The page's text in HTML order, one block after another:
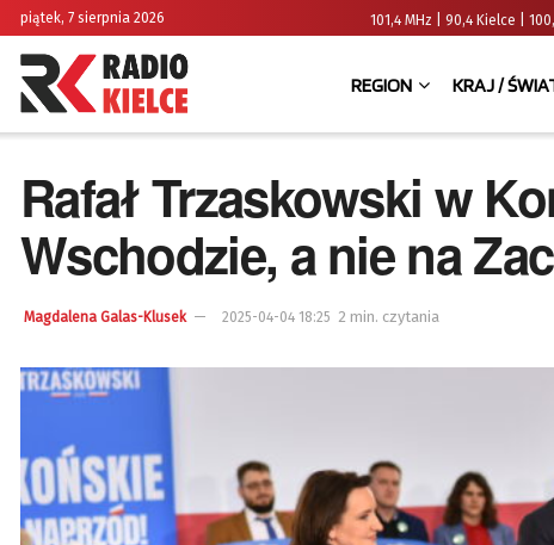
piątek, 7 sierpnia 2026 101,4 MHz | 90,4 Kielce |
REGION KRAJ /
Rafał Trzaskowski w
Wschodzie, a nie na
Magdalena Galas-Klusek 2025-04-04 18:25 2 min. czytania